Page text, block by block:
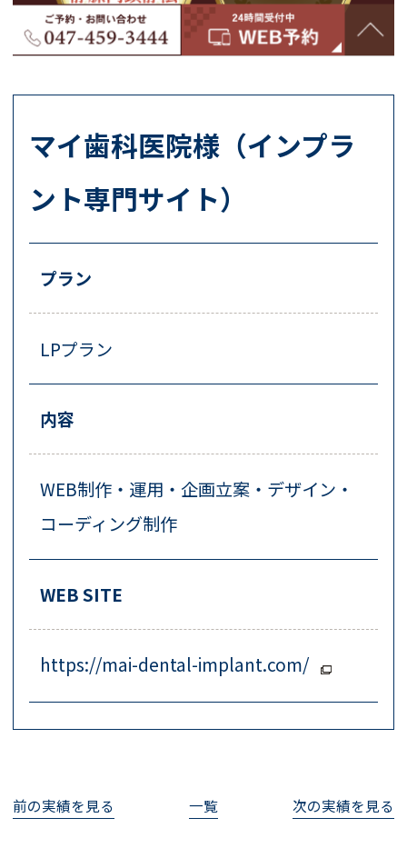
マイ歯科医院様（インプラ
ント専門サイト）
プラン
LPプラン
内容
WEB制作・運用・企画立案・デザイン・
コーディング制作
WEB SITE
https://mai-dental-implant.com/
前の実績を見る 一覧 次の実績を見る